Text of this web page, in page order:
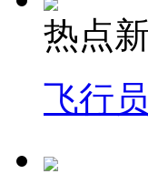
热点
飞行